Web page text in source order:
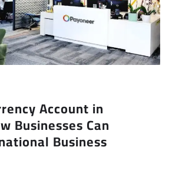
Account in
Businesses Can
Business